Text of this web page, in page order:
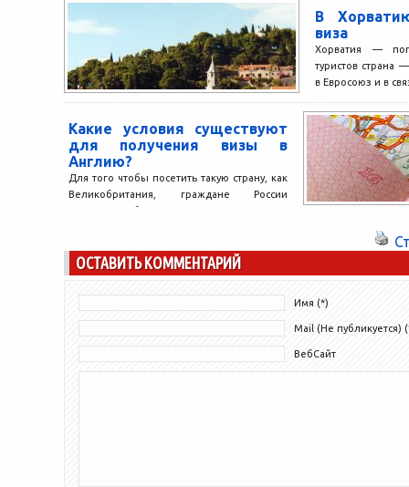
аэропорт....
В
виза
Хорватия —
туристов страна
в Евросоюз и в
Какие условия существуют
для получения визы в
Англию?
Для того чтобы посетить такую страну, как
Великобритания, граждане России
должны обратиться за получением
ОСТАВИТЬ КОММЕНТАРИЙ
Имя (*)
Mail (Не публикуется)
ВебСайт